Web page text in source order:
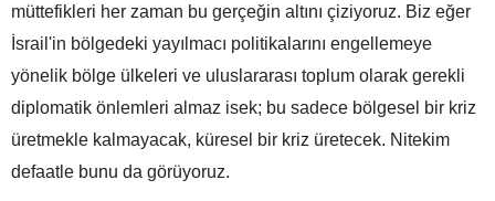
müttefikleri her zaman bu gerçeğin altını çiziyoruz. Biz eğer
İsrail'in bölgedeki yayılmacı politikalarını engellemeye
yönelik bölge ülkeleri ve uluslararası toplum olarak gerekli
diplomatik önlemleri almaz isek; bu sadece bölgesel bir kriz
üretmekle kalmayacak, küresel bir kriz üretecek. Nitekim
defaatle bunu da görüyoruz.